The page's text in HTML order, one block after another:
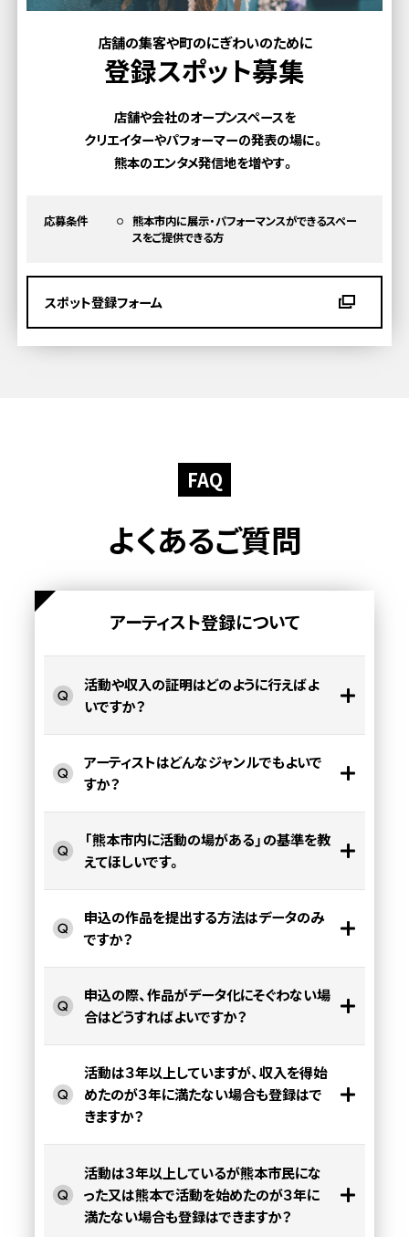
店舗の集客や町のにぎわいのために
登録スポット募集
店舗や会社のオープンスペースを
クリエイターやパフォーマーの発表の場に。
熊本のエンタメ発信地を増やす。
応募条件
熊本市内に展示・パフォーマンスができるスペー
スをご提供できる方
スポット登録フォーム
FAQ
よくあるご質問
アーティスト登録について
活動や収入の証明はどのように行えばよ
いですか？
アーティストはどんなジャンルでもよいで
すか？
「熊本市内に活動の場がある」の基準を教
えてほしいです。
申込の作品を提出する方法はデータのみ
ですか？
申込の際、作品がデータ化にそぐわない場
合はどうすればよいですか？
活動は３年以上していますが、収入を得始
めたのが３年に満たない場合も登録はで
きますか？
活動は３年以上しているが熊本市民にな
った又は熊本で活動を始めたのが３年に
満たない場合も登録はできますか？